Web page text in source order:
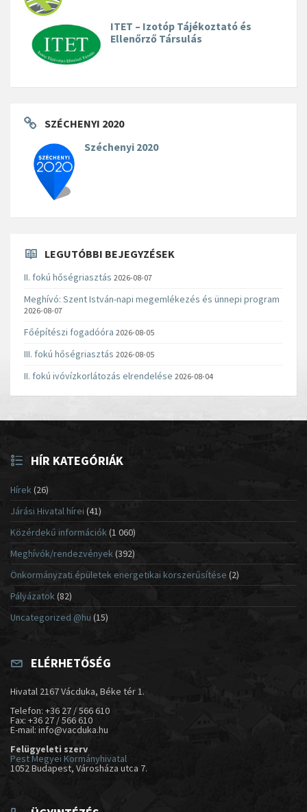
ITET – Izotóp Tájékoztató és
Ellenőrző Társulás
SZÉCHENYI 2020
Széchenyi 2020
LEGUTÓBBI BEJEGYZÉSEK
II. fokú hőségriasztás 2026-08-07
Meghívó: Szent István-napi megemlékezés és ünnepi program
2026-08-07
Főépítészi fogadóóra 2026-08-05
III. fokú hőségriasztás 2026-08-05
II. fokú ivóvízkorlátozás elrendelése 2026-08-04
HÍR KATEGÓRIÁK
Hírek(26)
Járási Hivatal hírei (41)
Közérdekű információk(1 060)
Meghívók/rendezvények (392)
Önkormányzati épületek energetikai korszerűsítése (2)
Pályázatok (82)
Uncategorized @hu (15)
ELÉRHETŐSÉG
Hivatal 2167 Vácduka, Béke tér 1.
Telefon: +36 27 / 566 610
Fax: +36 27 / 566 610
E-mail: info@vacduka.hu
Felügyeleti szerv
Pest Megyei Kormányhivatal
1052 Budapest, Városháza utca 7.